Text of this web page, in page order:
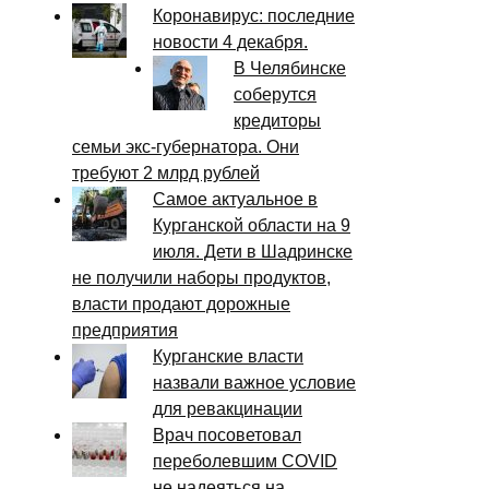
Коронавирус: последние
новости 4 декабря.
В Челябинске
соберутся
кредиторы
семьи экс-губернатора. Они
требуют 2 млрд рублей
Самое актуальное в
Курганской области на 9
июля. Дети в Шадринске
не получили наборы продуктов,
власти продают дорожные
предприятия
Курганские власти
назвали важное условие
для ревакцинации
Врач посоветовал
переболевшим COVID